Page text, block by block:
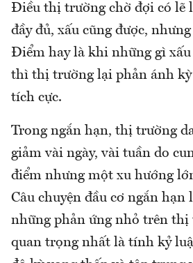
Điều thị trường chờ đợi có lẽ
đầy đủ, xấu cũng được,
Điểm hay là khi những gì xấu
thì thị trường lại phản ánh
tích cực.
Trong ngắn hạn, thị trường
giảm vài ngày, vài tuần do
điểm nhưng một xu hướng
Câu chuyện đầu cơ ngắn
những phản ứng nhỏ trên thị
quan trọng nhất là tính kỷ